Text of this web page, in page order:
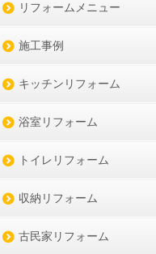
リフォームメニュー
施工事例
キッチンリフォーム
浴室リフォーム
トイレリフォーム
収納リフォーム
古民家リフォーム